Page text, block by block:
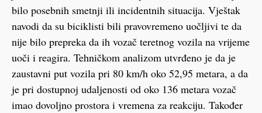
bilo posebnih smetnji ili incidentnih situacija. Vještak
navodi da su biciklisti bili pravovremeno uočljivi te da
nije bilo prepreka da ih vozač teretnog vozila na vrijeme
uoči i reagira. Tehničkom analizom utvrđeno je da je
zaustavni put vozila pri 80 km/h oko 52,95 metara, a da
je pri dostupnoj udaljenosti od oko 136 metara vozač
imao dovoljno prostora i vremena za reakciju. Također